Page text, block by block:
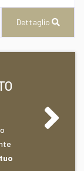
Dettaglio